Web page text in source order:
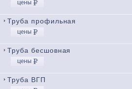
Труба профильная
Труба бесшовная
Труба ВГП